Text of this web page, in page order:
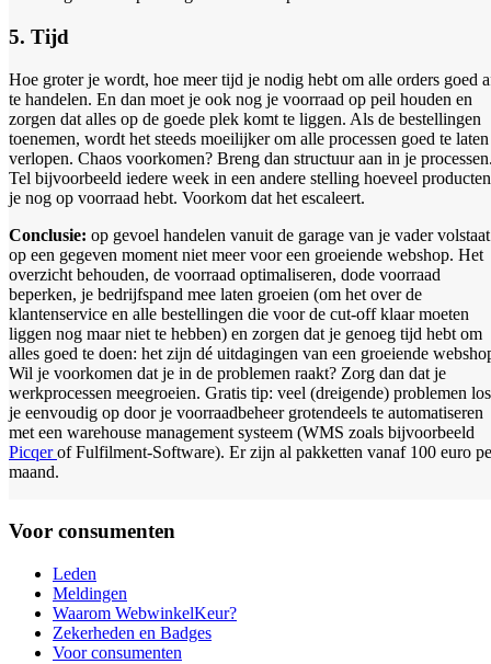
5. Tijd
Hoe groter je wordt, hoe meer tijd je nodig hebt om alle orders goed
te handelen. En dan moet je ook nog je voorraad op peil houden en
zorgen dat alles op de goede plek komt te liggen. Als de bestellingen
toenemen, wordt het steeds moeilijker om alle processen goed te laten
verlopen. Chaos voorkomen? Breng dan structuur aan in je
Tel bijvoorbeeld iedere week in een andere stelling hoeveel producten
je nog op voorraad hebt. Voorkom dat het escaleert.
Conclusie: op gevoel handelen vanuit de garage van je vader volstaat
op een gegeven moment niet meer voor een groeiende webshop. Het
overzicht behouden, de voorraad optimaliseren, dode voorraad
beperken, je bedrijfspand mee laten groeien (om het over de
klantenservice en alle bestellingen die voor de cut-off klaar moeten
liggen nog maar niet te hebben) en zorgen dat je genoeg tijd hebt om
alles goed te doen: het zijn dé uitdagingen van een groeiende
Wil je voorkomen dat je in de problemen raakt? Zorg dan dat je
werkprocessen meegroeien. Gratis tip: veel (dreigende) problemen los
je eenvoudig op door je voorraadbeheer grotendeels te automatiseren
met een warehouse management systeem (WMS zoals bijvoorbeeld
Picqerof Fulfilment-Software). Er zijn al pakketten vanaf 100 euro
maand.
Voor consumenten
Leden
Meldingen
Waarom WebwinkelKeur?
Zekerheden en Badges
Voor consumenten